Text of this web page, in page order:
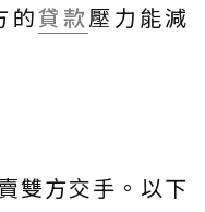
的貸款壓力能減
雙方交手。以下